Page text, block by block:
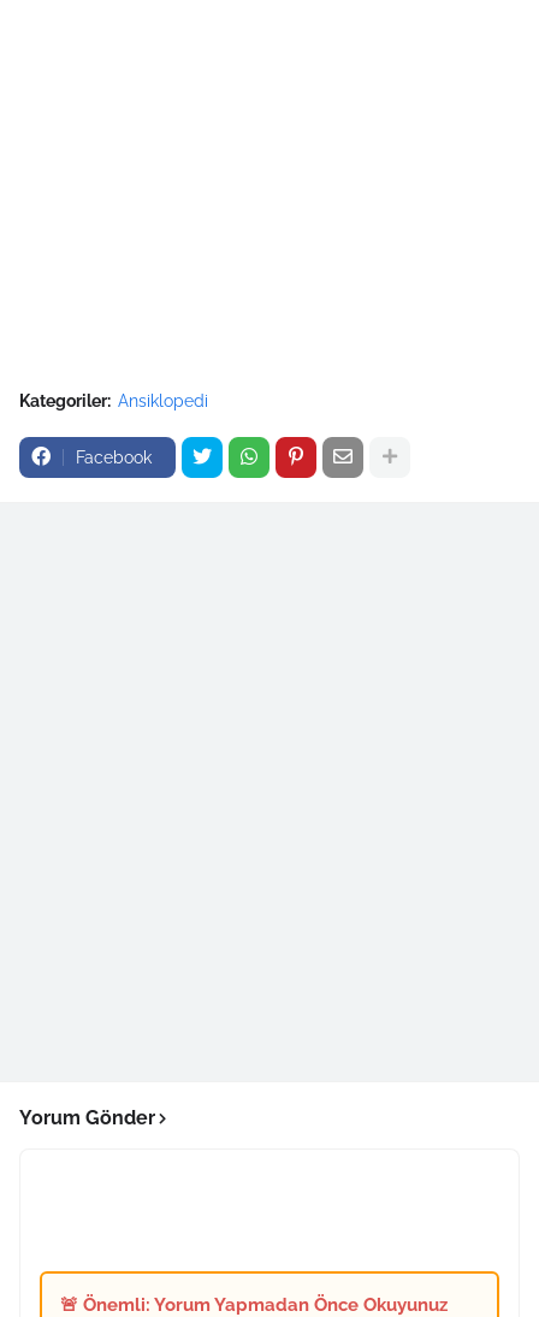
Kategoriler: Ansiklopedi
Facebook
Yorum Gönder
🚨 Önemli: Yorum Yapmadan Önce Okuyunuz